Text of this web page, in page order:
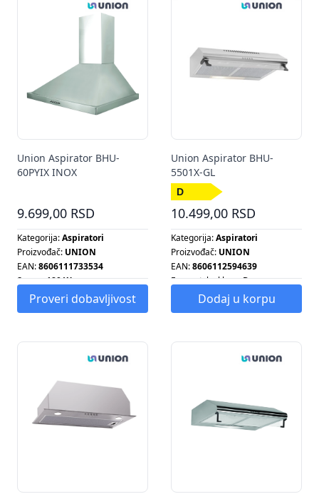
Union Aspirator BHU-
60PYIX INOX
9.699,00 RSD
Kategorija:Aspiratori
Proizvođač: UNION
EAN:8606111733534
Snaga:180 W
Tip aspiratora:DEKORATIVNI
Proveri dobavljivost
Union Aspirator BHU-
5501X-GL
10.499,00 RSD
Kategorija:Aspiratori
Proizvođač: UNION
EAN:8606112594639
Energetska klasa:D
Energetska klasa: D
Rezolucija:
Dodaj u korpu